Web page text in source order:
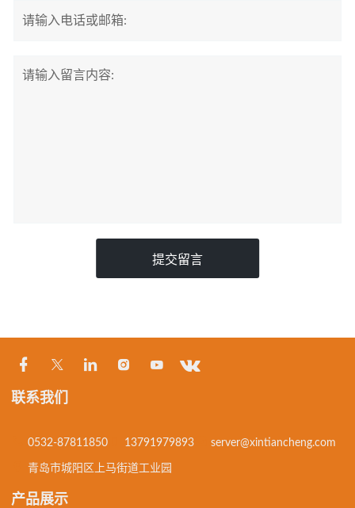
提交留言
联系我们
0532-87811850 13791979893 server@xintiancheng.com
青岛市城阳区上马街道工业园
产品展示